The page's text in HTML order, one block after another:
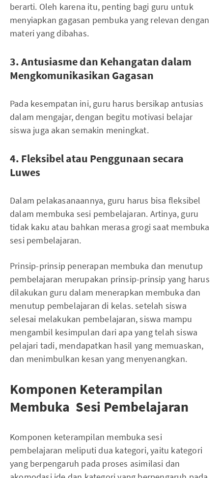
berarti. Oleh karena itu, penting bagi guru untuk
menyiapkan gagasan pembuka yang relevan dengan
materi yang dibahas.
3. Antusiasme dan Kehangatan dalam
Mengkomunikasikan Gagasan
Pada kesempatan ini, guru harus bersikap antusias
dalam mengajar, dengan begitu motivasi belajar
siswa juga akan semakin meningkat.
4. Fleksibel atau Penggunaan secara
Luwes
Dalam pelakasanaannya, guru harus bisa fleksibel
dalam membuka sesi pembelajaran. Artinya, guru
tidak kaku atau bahkan merasa grogi saat membuka
sesi pembelajaran.
Prinsip-prinsip penerapan membuka dan menutup
pembelajaran merupakan prinsip-prinsip yang harus
dilakukan guru dalam menerapkan membuka dan
menutup pembelajaran di kelas. setelah siswa
selesai melakukan pembelajaran, siswa mampu
mengambil kesimpulan dari apa yang telah siswa
pelajari tadi, mendapatkan hasil yang memuaskan,
dan menimbulkan kesan yang menyenangkan.
Komponen Keterampilan
Membuka Sesi Pembelajaran
Komponen keterampilan membuka sesi
pembelajaran meliputi dua kategori, yaitu kategori
yang berpengaruh pada proses asimilasi dan